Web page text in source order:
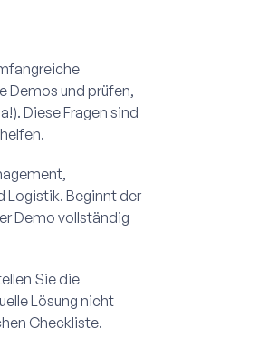
Demos und prüfen,
Diese Fragen sind
Logistik. Beginnt der
Demo vollständig
Sie die
Lösung nicht
Checkliste.